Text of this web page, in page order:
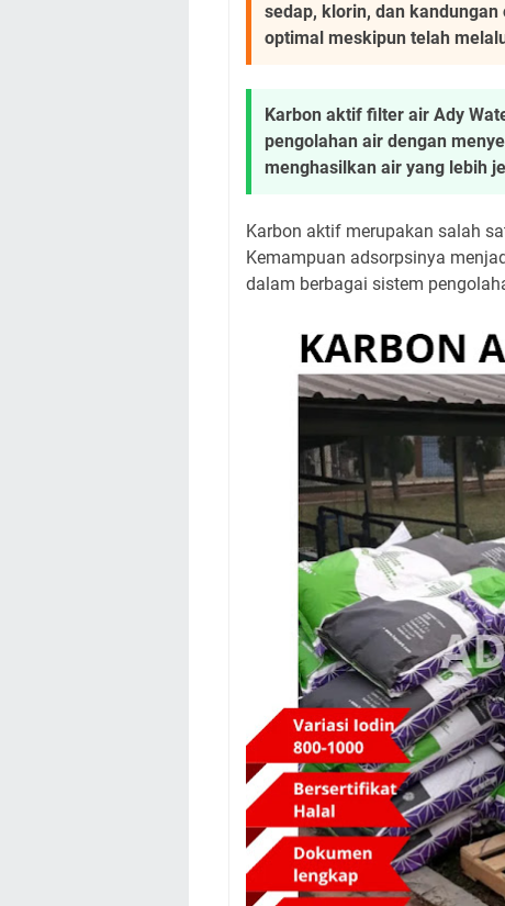
sedap, klorin, dan
optimal meskipun telah
Karbon aktif filter air Ady
pengolahan air dengan
menghasilkan air yang lebih
Karbon aktif merupakan salah
Kemampuan adsorpsinya
dalam berbagai sistem